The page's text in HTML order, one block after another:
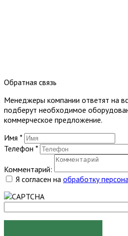
Обратная связь
Менеджеры компании ответят на
подберут необходимое
коммерческое предложение.
Имя *
Телефон *
Комментарий:
Я согласен на обработку